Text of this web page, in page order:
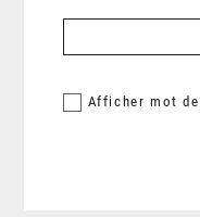
Afficher mot